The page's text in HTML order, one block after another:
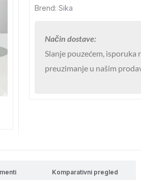
Brend: Sika
Način dostave:
Slanje pouzećem, isporuka
preuzimanje u našim
Komparativni pregled